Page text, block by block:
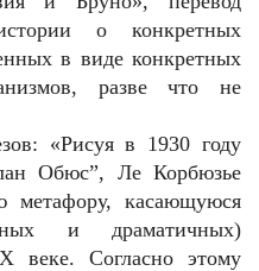
о конкретных
в виде конкретных
разве что не
«Рисуя в 1930 году
Обюс”, Ле Корбюзье
метафору, касающуюся
и драматичных)
веке. Согласно этому